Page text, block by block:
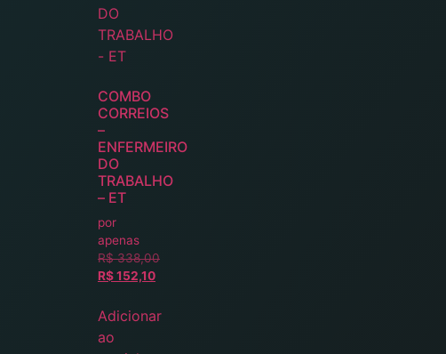
COMBO
CORREIOS
–
ENFERMEIRO
DO
TRABALHO
– ET
por
apenas
R$338,00
R$152,10
Adicionar
ao